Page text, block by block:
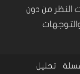
النظر من دون
تحليل